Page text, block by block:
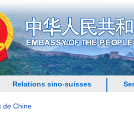
Relations sino-suisses
de Chine